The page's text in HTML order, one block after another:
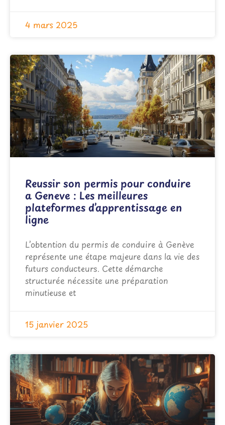
4 mars 2025
Reussir son permis pour conduire
a Geneve : Les meilleures
plateformes d’apprentissage en
ligne
L’obtention du permis de conduire à Genève
représente une étape majeure dans la vie des
futurs conducteurs. Cette démarche
structurée nécessite une préparation
minutieuse et
15 janvier 2025